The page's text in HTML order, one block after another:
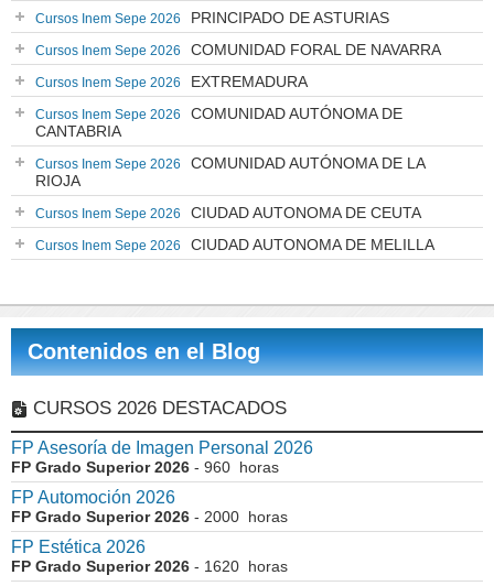
Cursos Inem Sepe 2026 PRINCIPADO DE ASTURIAS
Cursos Inem Sepe 2026 COMUNIDAD FORAL DE NAVARRA
Cursos Inem Sepe 2026 EXTREMADURA
Cursos Inem Sepe 2026
COMUNIDAD AUTÓNOMA DE
CANTABRIA
Cursos Inem Sepe 2026
COMUNIDAD AUTÓNOMA DE LA
RIOJA
Cursos Inem Sepe 2026 CIUDAD AUTONOMA DE CEUTA
Cursos Inem Sepe 2026 CIUDAD AUTONOMA DE MELILLA
Contenidos en el Blog
CURSOS 2026 DESTACADOS
FP Asesoría de Imagen Personal 2026
FP Grado Superior 2026 - 960 horas
FP Automoción 2026
FP Grado Superior 2026 - 2000 horas
FP Estética 2026
FP Grado Superior 2026 - 1620 horas